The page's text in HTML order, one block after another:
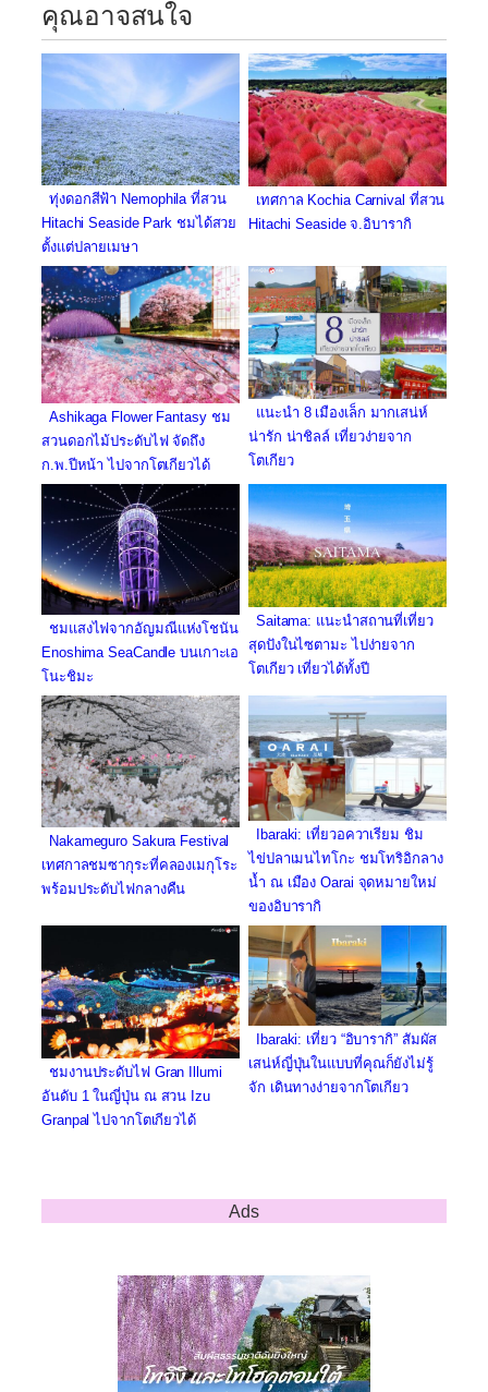
คุณอาจสนใจ
ทุ่งดอกสีฟ้า Nemophila ที่สวน
Hitachi Seaside Park ชมได้สวย
ตั้งแต่ปลายเมษา
เทศกาล Kochia Carnival ที่สวน
Hitachi Seaside จ.อิบารากิ
Ashikaga Flower Fantasy ชม
สวนดอกไม้ประดับไฟ จัดถึง
ก.พ.ปีหน้า ไปจากโตเกียวได้
แนะนำ 8 เมืองเล็ก มากเสน่ห์
น่ารัก น่าชิลล์ เที่ยวง่ายจาก
โตเกียว
ชมแสงไฟจากอัญมณีแห่งโชนัน
Enoshima SeaCandle บนเกาะเอ
โนะชิมะ
Saitama: แนะนำสถานที่เที่ยว
สุดปังในไซตามะ ไปง่ายจาก
โตเกียว เที่ยวได้ทั้งปี
Nakameguro Sakura Festival
เทศกาลชมซากุระที่คลองเมกุโระ
พร้อมประดับไฟกลางคืน
Ibaraki: เที่ยวอควาเรียม ชิม
ไข่ปลาเมนไทโกะ ชมโทริอิกลาง
น้ำ ณ เมือง Oarai จุดหมายใหม่
ของอิบารากิ
ชมงานประดับไฟ Gran Illumi
อันดับ 1 ในญี่ปุ่น ณ สวน Izu
Granpal ไปจากโตเกียวได้
Ibaraki: เที่ยว “อิบารากิ” สัมผัส
เสน่ห์ญี่ปุ่นในแบบที่คุณก็ยังไม่รู้
จัก เดินทางง่ายจากโตเกียว
Ads